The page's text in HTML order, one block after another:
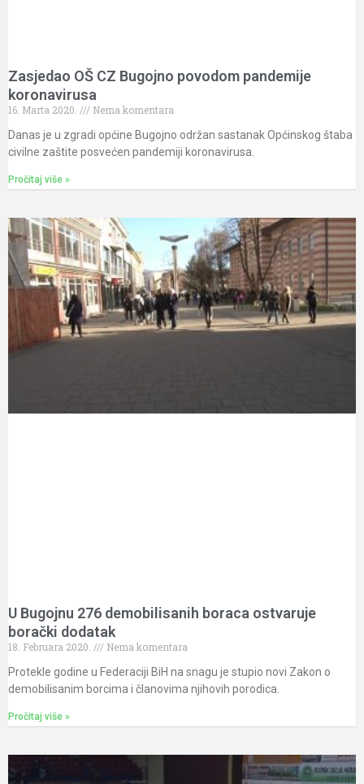
Zasjedao OŠ CZ Bugojno povodom pandemije
koronavirusa
16. Marta 2020.
Nema komentara
Danas je u zgradi općine Bugojno održan sastanak Općinskog štaba
civilne zaštite posvećen pandemiji koronavirusa.
Pročitaj više »
U Bugojnu 276 demobilisanih boraca ostvaruje
borački dodatak
18. Februara 2020.
Nema komentara
Protekle godine u Federaciji BiH na snagu je stupio novi Zakon o
demobilisanim borcima i članovima njihovih porodica.
Pročitaj više »